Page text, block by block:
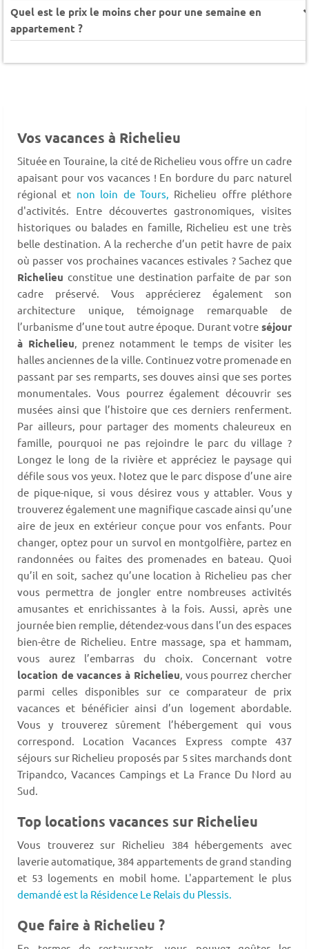
Quel est le prix le moins cher pour une semaine en
appartement ?
Vos vacances à Richelieu
Située en Touraine, la cité de Richelieu vous offre un cadre
apaisant pour vos vacances ! En bordure du parc naturel
régional et non loin de Tours,
Richelieu offre pléthore
d'activités. Entre découvertes gastronomiques, visites
historiques ou balades en famille, Richelieu est une très
belle destination. A la recherche d’un petit havre de paix
où passer vos prochaines vacances estivales ? Sachez que
Richelieu constitue une destination parfaite de par son
cadre préservé. Vous apprécierez également son
architecture unique, témoignage remarquable de
l’urbanisme d’une tout autre époque. Durant votre séjour
à Richelieu , prenez notamment le temps de visiter les
halles anciennes de la ville. Continuez votre promenade en
passant par ses remparts, ses douves ainsi que ses portes
monumentales. Vous pourrez également découvrir ses
musées ainsi que l’histoire que ces derniers renferment.
Par ailleurs, pour partager des moments chaleureux en
famille, pourquoi ne pas rejoindre le parc du village ?
Longez le long de la rivière et appréciez le paysage qui
défile sous vos yeux. Notez que le parc dispose d’une aire
de pique-nique, si vous désirez vous y attabler. Vous y
trouverez également une magnifique cascade ainsi qu’une
aire de jeux en extérieur conçue pour vos enfants. Pour
changer, optez pour un survol en montgolfière, partez en
randonnées ou faites des promenades en bateau. Quoi
qu’il en soit, sachez qu’une location à Richelieu pas cher
vous permettra de jongler entre nombreuses activités
amusantes et enrichissantes à la fois. Aussi, après une
journée bien remplie, détendez-vous dans l’un des espaces
bien-être de Richelieu. Entre massage, spa et hammam,
vous aurez l’embarras du choix. Concernant votre
location de vacances à Richelieu , vous pourrez chercher
parmi celles disponibles sur ce comparateur de prix
vacances et bénéficier ainsi d’un logement abordable.
Vous y trouverez sûrement l’hébergement qui vous
correspond. Location Vacances Express compte 437
séjours sur Richelieu proposés par 5 sites marchands dont
Tripandco, Vacances Campings et La France Du Nord au
Sud.
Top locations vacances sur Richelieu
Vous trouverez sur Richelieu 384 hébergements avec
laverie automatique, 384 appartements de grand standing
et 53 logements en mobil home. L'appartement le plus
demandé est la Résidence Le Relais du Plessis.
Que faire à Richelieu ?